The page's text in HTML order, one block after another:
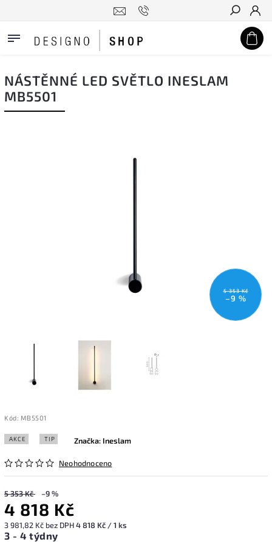
Hledat
NÁSTĚNNÉ LED SVĚTLO INESLAM
MB5501
5 353 Kč
–9 %
Kód: MB5501
AKCE TIP
Neohodnoceno
Značka: Ineslam
5 353 Kč –9 %
4 818 Kč
3 981,82 Kč bez DPH4 818 Kč / 1 ks
3 - 4 týdny